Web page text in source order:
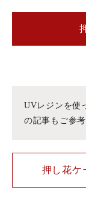
UVレジンを使
の記事もご参考
押し花